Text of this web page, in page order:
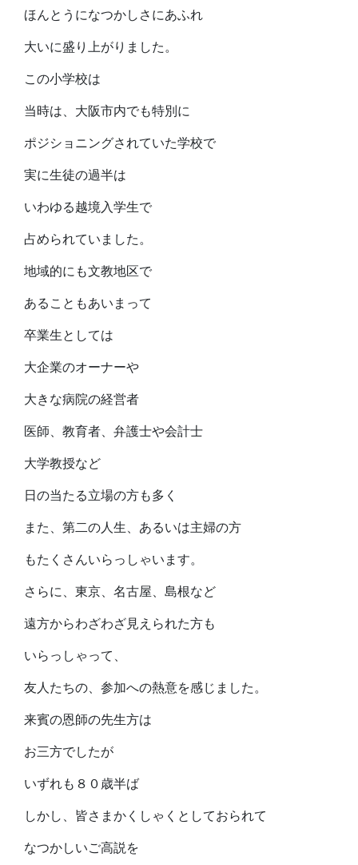
ほんとうになつかしさにあふれ
大いに盛り上がりました。
この小学校は
当時は、大阪市内でも特別に
ポジショニングされていた学校で
実に生徒の過半は
いわゆる越境入学生で
占められていました。
地域的にも文教地区で
あることもあいまって
卒業生としては
大企業のオーナーや
大きな病院の経営者
医師、教育者、弁護士や会計士
大学教授など
日の当たる立場の方も多く
また、第二の人生、あるいは主婦の方
もたくさんいらっしゃいます。
さらに、東京、名古屋、島根など
遠方からわざわざ見えられた方も
いらっしゃって、
友人たちの、参加への熱意を感じました。
来賓の恩師の先生方は
お三方でしたが
いずれも８０歳半ば
しかし、皆さまかくしゃくとしておられて
なつかしいご高説を